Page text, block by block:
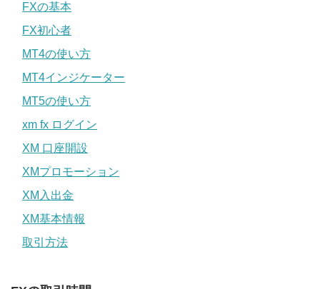
FXの基本
FX初心者
MT4の使い方
MT4インジケーター
MT5の使い方
xm fx ログイン
XM 口座開設
XMプロモーション
XM入出金
XM基本情報
取引方法